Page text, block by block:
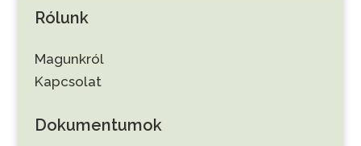
Rólunk
Magunkról
Kapcsolat
Dokumentumok